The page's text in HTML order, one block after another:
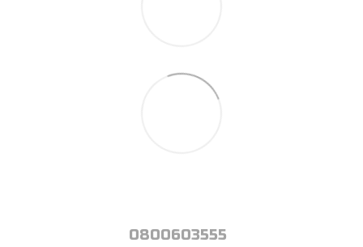
0800603555